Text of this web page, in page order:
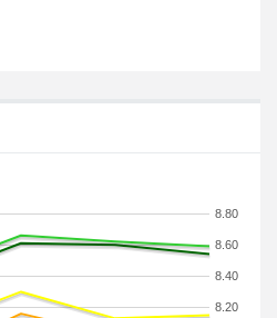
8.20
8.40
8.60
8.80